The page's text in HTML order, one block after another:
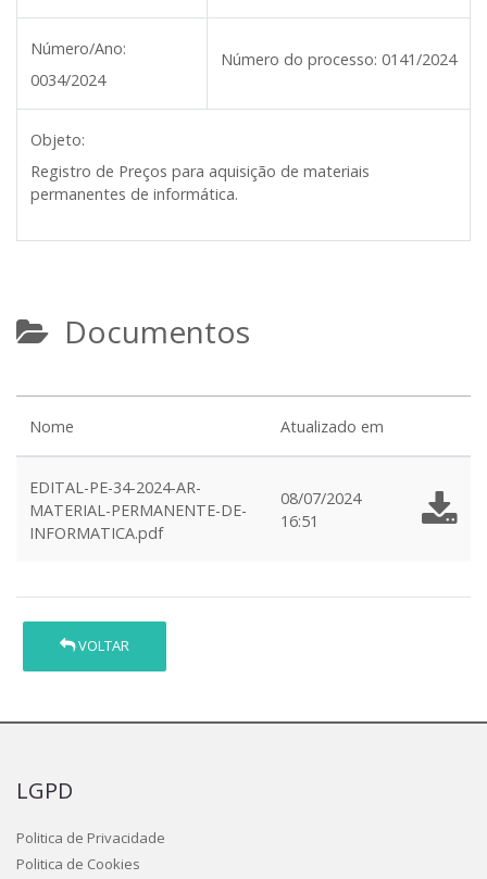
Número/Ano:
0034/2024
Número do processo: 0141/2024
Objeto:
Registro de Preços para aquisição de materiais
permanentes de informática.
Documentos
Nome Atualizado em
EDITAL-PE-34-2024-AR-
MATERIAL-PERMANENTE-DE-
INFORMATICA.pdf
08/07/2024
16:51
VOLTAR
LGPD
Politica de Privacidade
Politica de Cookies